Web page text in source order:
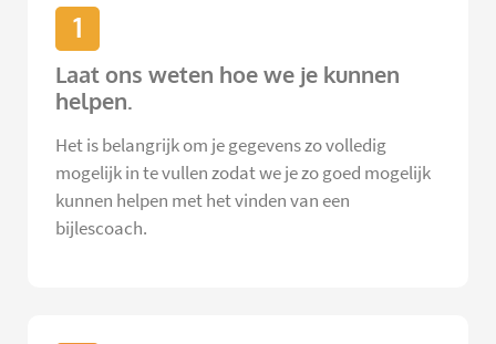
1
Laat ons weten hoe we je kunnen
helpen.
Het is belangrijk om je gegevens zo volledig
mogelijk in te vullen zodat we je zo goed mogelijk
kunnen helpen met het vinden van een
bijlescoach.